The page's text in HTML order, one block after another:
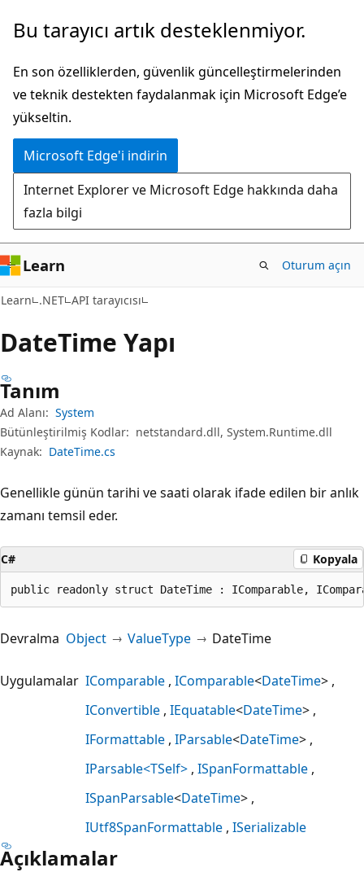
Ana
atla
Sayfa
gezintiye
atla
Bu tarayıcı artık desteklenmiyor.
En son özelliklerden, güvenlik güncelleştirmelerinden
ve teknik destekten faydalanmak için Microsoft Edge’e
yükseltin.
Microsoft Edge'i indirin
Internet Explorer ve Microsoft Edge hakkında daha
fazla bilgi
Learn Oturum açın
Learn .NET API tarayıcısı
DateTime Yapı
Tanım
Ad Alanı: System
Bütünleştirilmiş Kodlar: netstandard.dll, System.Runtime.dll
Kaynak: DateTime.cs
Genellikle günün tarihi ve saati olarak ifade edilen bir anlık
zamanı temsil eder.
C# Kopyala
public readonly struct DateTime : IComparable,
Devralma Object ValueType DateTime
Uygulamalar IComparable IComparable<DateTime>
IConvertible IEquatable<DateTime>
IFormattable IParsable<DateTime>
IParsable<TSelf> ISpanFormattable
ISpanParsable<DateTime>
IUtf8SpanFormattable ISerializable
Açıklamalar